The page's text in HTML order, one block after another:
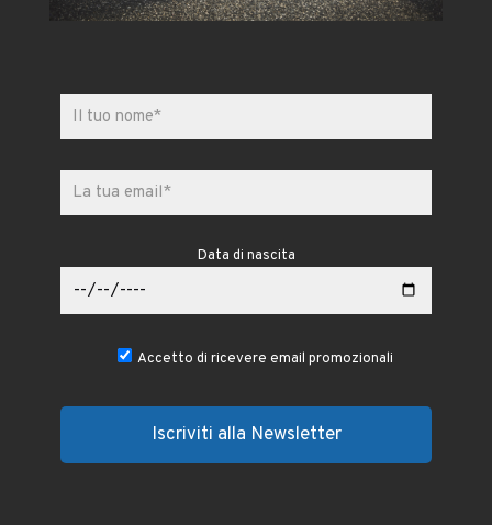
Data di nascita
Accetto di ricevere email promozionali